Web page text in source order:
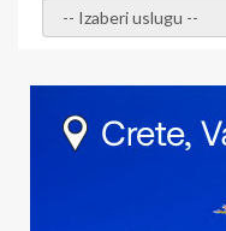
- Izaberite uslugu -